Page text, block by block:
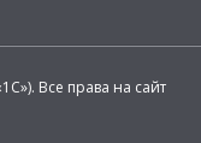
Все права на сайт